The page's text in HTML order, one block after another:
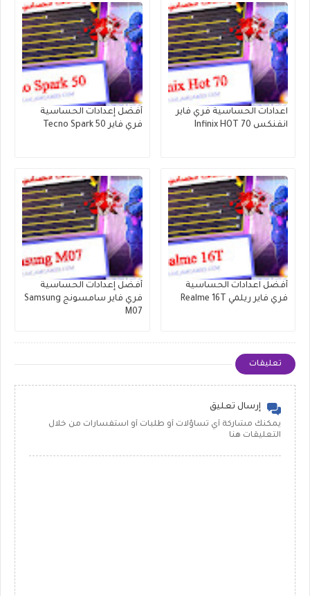
اعدادات الحساسية فري فاير
انفنكس Infinix HOT 70
أفضل إعدادات الحساسية
فري فاير Tecno Spark 50
أفضل اعدادات الحساسية
فري فاير ريلمي Realme 16T
أفضل إعدادات الحساسية
فري فاير سامسونج Samsung
M07
تعليقات
إرسال تعليق
يمكنك مشاركة أي تساؤلات أو طلبات أو استفسارات من خلال
التعليقات هنا